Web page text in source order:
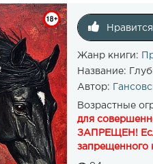
Нравится
Жанр книги:
Название:
Автор:
Возрастные
для
ЗАПРЕЩЕН!
запрещенного